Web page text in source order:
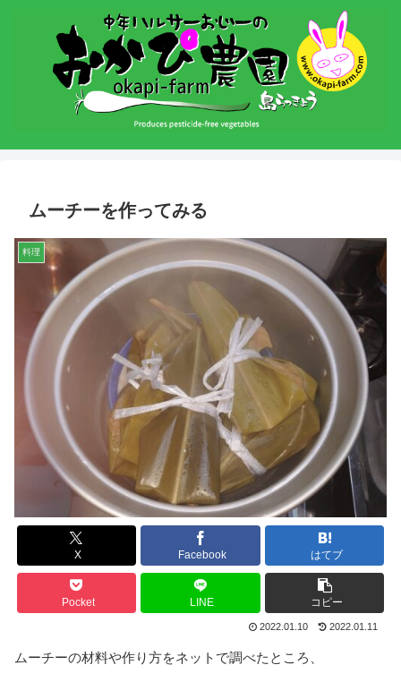
ムーチーを作ってみる
料理
X Facebook はてブ
Pocket LINE コピー
2022.01.10 2022.01.11
ムーチーの材料や作り方をネットで調べたところ、